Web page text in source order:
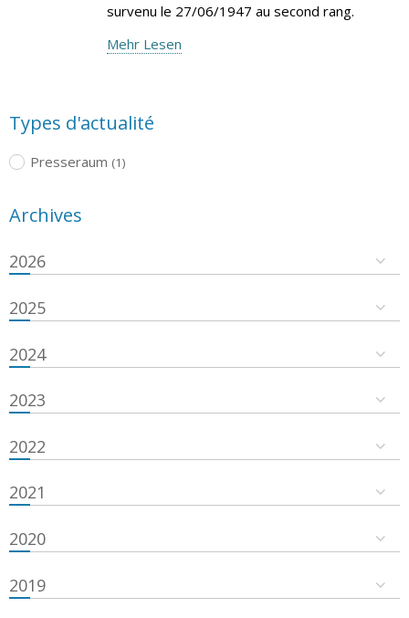
survenu le 27/06/1947 au second rang.
Mehr Lesen
Types d'actualité
Presseraum (1)
Archives
2026
2025
2024
2023
2022
2021
2020
2019